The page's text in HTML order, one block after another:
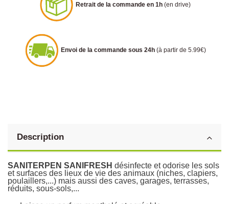
Retrait de la commande en 1h (en drive)
Envoi de la commande sous 24h (à partir de 5.99€)
Description
SANITERPEN SANIFRESH désinfecte et odorise les sols
et surfaces des lieux de vie des animaux (niches, clapiers,
poulaillers,...) mais aussi des caves, garages, terrasses,
réduits, sous-sols,...